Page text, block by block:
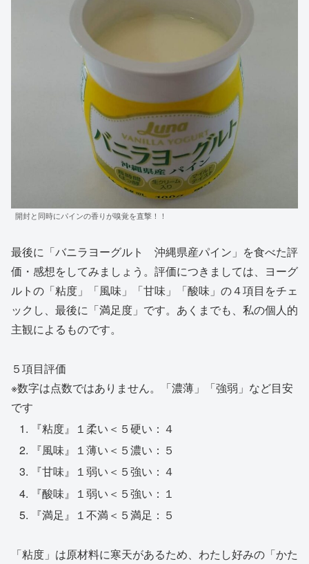
開封と同時にパインの香りが嗅覚を直撃！！
最後に「バニラヨーグルト 沖縄県産パイン」を食べた評
価・感想をしてみましょう。評価につきましては、ヨーグ
ルトの「粘度」「風味」「甘味」「酸味」の４項目をチェ
ックし、最後に「満足度」です。あくまでも、私の個人的
主観によるものです。
５項目評価
※数字は点数ではありません。「濃薄」「強弱」など目安
です
『粘度』１柔い＜５硬い：４
『風味』１薄い＜５濃い：５
『甘味』１弱い＜５強い：４
『酸味』１弱い＜５強い：１
『満足』１不満＜５満足：５
「粘度」は原材料に寒天があるため、わたし好みの「かた